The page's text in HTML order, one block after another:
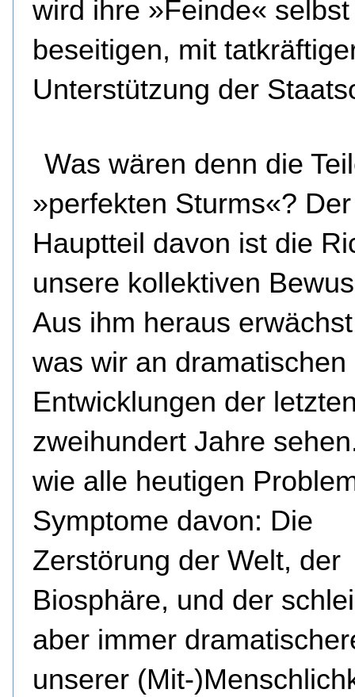
wird ihre »Feinde« selbst
beseitigen, mit
Unterstützung der
Was wären denn die
»perfekten Sturms«? Der
Hauptteil davon ist die
unsere kollektiven
Aus ihm heraus
was wir an dramatischen
Entwicklungen der
zweihundert Jahre
wie alle heutigen
Symptome davon: Die
Zerstörung der Welt, der
Biosphäre, und der
aber immer
unserer (Mit-